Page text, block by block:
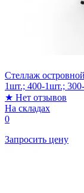
Стеллаж
1шт.; 400-1шт.;
★ Нет отзывов
На складах
0
Запросить цену